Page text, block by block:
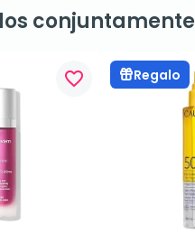
conjuntamente
favorite_border Regalo